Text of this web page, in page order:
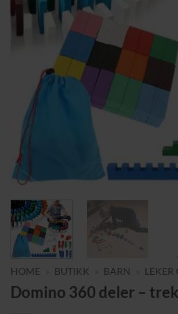
HOME BUTIKK BARN LEKER
Domino 360 deler –